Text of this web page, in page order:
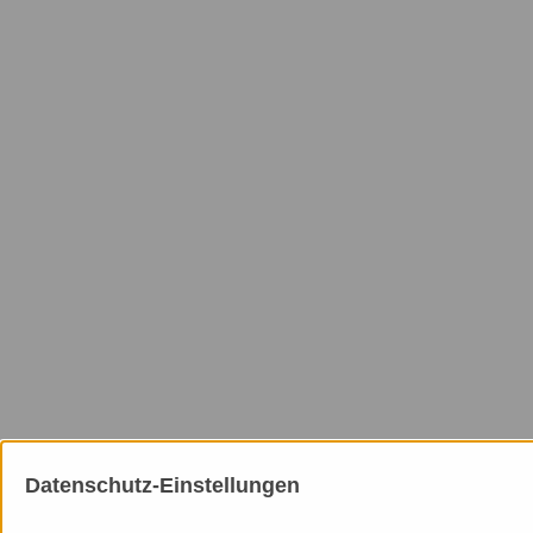
Mitgliedschaften
Datenschutz-Einstellungen